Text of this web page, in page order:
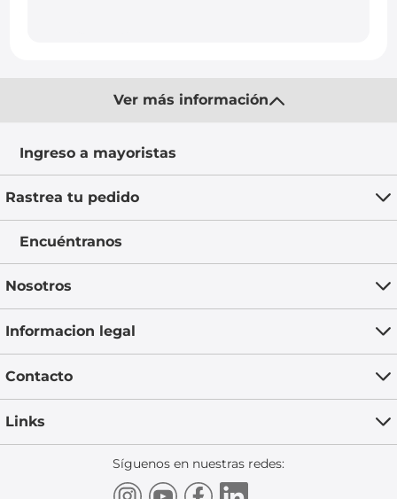
Ver más información
Ingreso a mayoristas
Rastrea tu pedido
Encuéntranos
Nosotros
Informacion legal
Contacto
Links
Síguenos en nuestras redes: